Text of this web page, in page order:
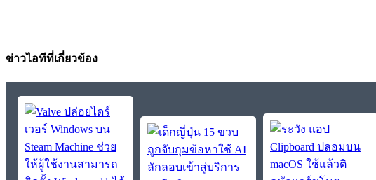
ข่าวไอทีที่เกี่ยวข้อง